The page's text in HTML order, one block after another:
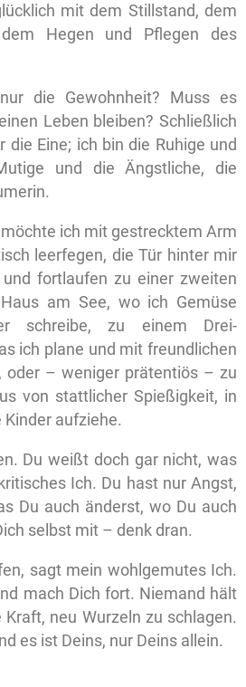
mit dem Stillstand, dem
dem Hegen und Pflegen des
die Gewohnheit? Muss es
Leben bleiben? Schließlich
die Eine; ich bin die Ruhige und
und die Ängstliche, die
ich mit gestrecktem Arm
leerfegen, die Tür hinter mir
fortlaufen zu einer zweiten
am See, wo ich Gemüse
schreibe, zu einem Drei-
ich plane und mit freundlichen
oder – weniger prätentiös – zu
von stattlicher Spießigkeit, in
aufziehe.
Du weißt doch gar nicht, was
Ich. Du hast nur Angst,
Du auch änderst, wo Du auch
selbst mit – denk dran.
sagt mein wohlgemutes Ich.
mach Dich fort. Niemand hält
neu Wurzeln zu schlagen.
es ist Deins, nur Deins allein.